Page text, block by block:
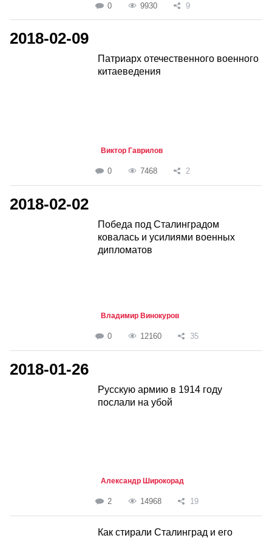
0 9930 9
2018-02-09
Патриарх отечественного военного
китаеведения
Виктор Гаврилов
0 7468 2
2018-02-02
Победа под Сталинградом
ковалась и усилиями военных
дипломатов
Владимир Винокуров
0 12160 35
2018-01-26
Русскую армию в 1914 году
послали на убой
Александр Широкорад
2 14968 19
Как стирали Сталинград и его